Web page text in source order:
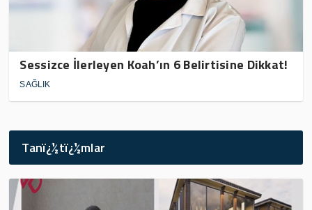
Sessizce İlerleyen Koah’ın 6 Belirtisine Dikkat!
SAĞLIK
Tanï¿½tï¿½mlar